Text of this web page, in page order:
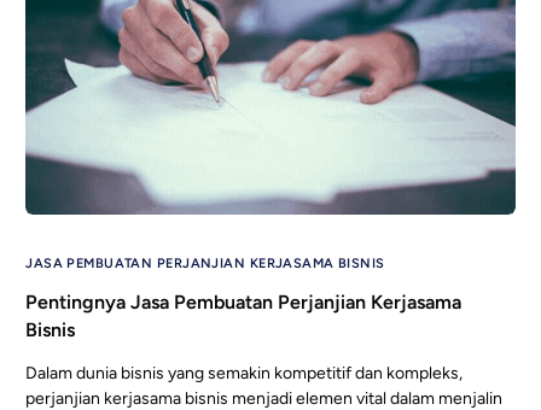
JASA PEMBUATAN PERJANJIAN KERJASAMA BISNIS
Pentingnya Jasa Pembuatan Perjanjian Kerjasama
Bisnis
Dalam dunia bisnis yang semakin kompetitif dan kompleks,
perjanjian kerjasama bisnis menjadi elemen vital dalam menjalin